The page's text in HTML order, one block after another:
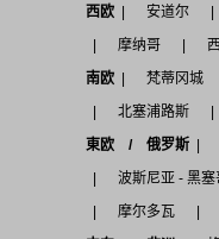
西欧
安道尔
摩纳哥
南欧
梵蒂冈城
北塞浦路斯
東欧 / 俄罗斯
波斯尼亚 - 黑
摩尔多瓦